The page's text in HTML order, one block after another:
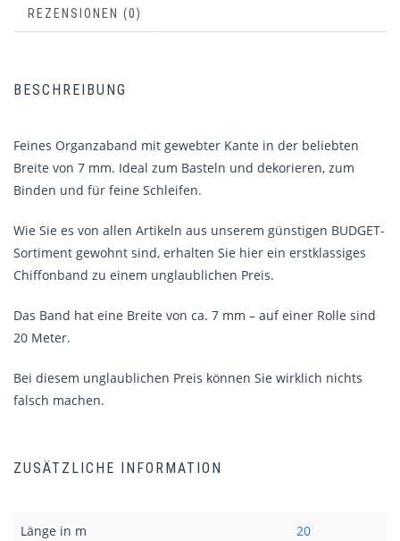
REZENSIONEN (0)
BESCHREIBUNG
Feines Organzaband mit gewebter Kante in der beliebten
Breite von 7 mm. Ideal zum Basteln und dekorieren, zum
Binden und für feine Schleifen.
Wie Sie es von allen Artikeln aus unserem günstigen BUDGET-
Sortiment gewohnt sind, erhalten Sie hier ein erstklassiges
Chiffonband zu einem unglaublichen Preis.
Das Band hat eine Breite von ca. 7 mm – auf einer Rolle sind
20 Meter.
Bei diesem unglaublichen Preis können Sie wirklich nichts
falsch machen.
ZUSÄTZLICHE INFORMATION
Länge in m 20